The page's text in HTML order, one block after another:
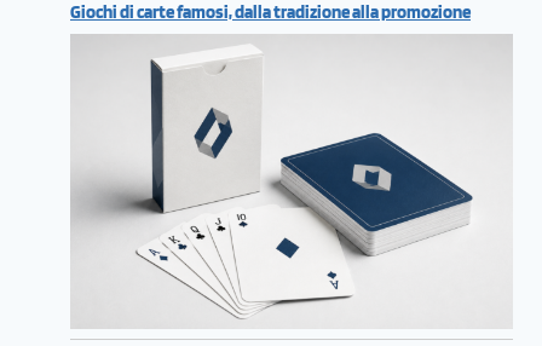
Giochi di carte famosi, dalla tradizione alla promozione